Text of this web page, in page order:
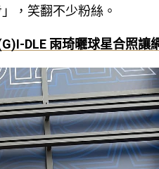
，笑翻不少粉絲。
DLE 雨琦曬球星合照讓